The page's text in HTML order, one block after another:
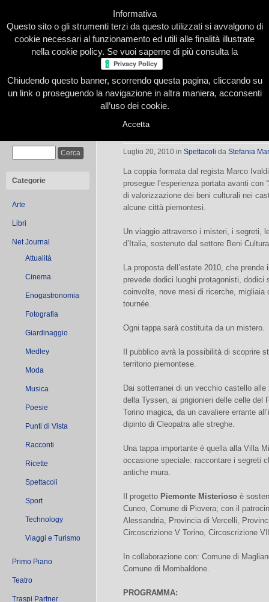
Home Presentazione Redazione Le nostre firme
Categorie
Arte
Libri
Net Journal
Attualità
Cinema
Enogastronomia
Fotografia
Giardinaggio
Medley
Moda
Musica
Poesie
Punti di Vista
Racconti
Ricette
Spettacoli
Sport
Technology
Viaggi e Turismo
Primo Piano
Teatro
Traspi Partner
Piemonte Misterioso
Luglio 20, 2010 in Spettacoli da Stefania
La coppia formata dal regista Marco
prosegue l’esperienza portata avanti con
di valorizzazione dei beni culturali nei
alcune città piemontesi.
Un viaggio attraverso i misteri, i segreti,
d’Italia, sostenuto dal settore Beni
La proposta dell’estate 2010, che
prevede dodici luoghi protagonisti,
coinvolte, nove mesi di ricerche,
tournée.
Ogni tappa sarà costituita da un mistero.
Il pubblico avrà la possibilità di scoprire
territorio piemontese.
Dai sotterranei di un vecchio castello
della Tyssen, ai prigionieri delle celle del
Torino magica, da un cavaliere errante
dipinto di Cleopatra alle streghe.
Una tappa importante è quella alla Villa
occasione speciale: raccontare i segreti
antiche mura.
Il progetto Piemonte Misterioso è
Cuneo, Comune di Piovera; con il
Alessandria, Provincia di Vercelli,
Circoscrizione V Torino, Circoscrizione
In collaborazione con: Comune di
Comune di Mombaldone.
PROGRAMMA:
Informativa
Questo sito o gli strumenti terzi da questo utilizzati si avvalgono di
cookie necessari al funzionamento ed utili alle finalità illustrate
nella cookie policy. Se vuoi saperne di più consulta la
Chiudendo questo banner, scorrendo questa pagina, cliccando su
un link o proseguendo la navigazione in altra maniera, acconsenti
all’uso dei cookie.
Accetta